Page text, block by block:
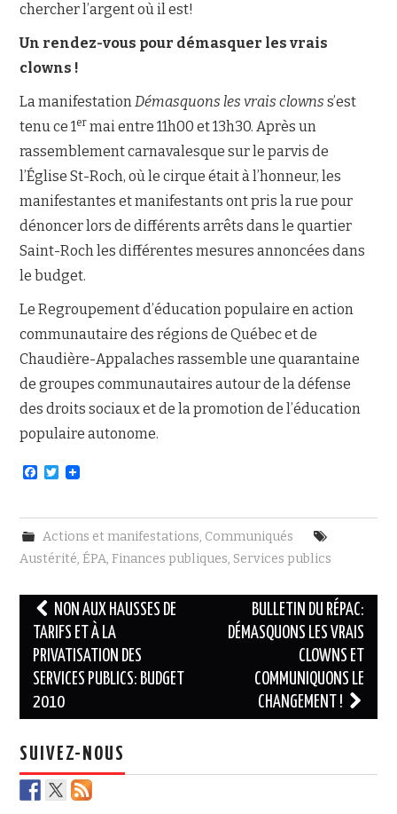
chercher l’argent où il est!
Un rendez-vous pour démasquer les vrais
clowns !
La manifestationDémasquons les vrais clowns s’est
tenu ce 1er mai entre 11h00 et 13h30. Après un
rassemblement carnavalesque sur le parvis de
l’Église St-Roch, où le cirque était à l’honneur, les
manifestantes et manifestants ont pris la rue pour
dénoncer lors de différents arrêts dans le quartier
Saint-Roch les différentes mesures annoncées dans
le budget.
Le Regroupement d’éducation populaire en action
communautaire des régions de Québec et de
Chaudière-Appalaches rassemble une quarantaine
de groupes communautaires autour de la défense
des droits sociaux et de la promotion de l’éducation
populaire autonome.
F
e
b
o
o
T
t
t
e
r
Actions et manifestations, Communiqués
Austérité,ÉPA,Finances publiques, Services publics
Navigation
des
articles
NON AUX HAUSSES DE
TARIFS ET À LA
PRIVATISATION DES
SERVICES PUBLICS: BUDGET
2010
BULLETIN DU RÉPAC:
DÉMASQUONS LES VRAIS
CLOWNS ET
COMMUNIQUONS LE
CHANGEMENT !
SUIVEZ-NOUS